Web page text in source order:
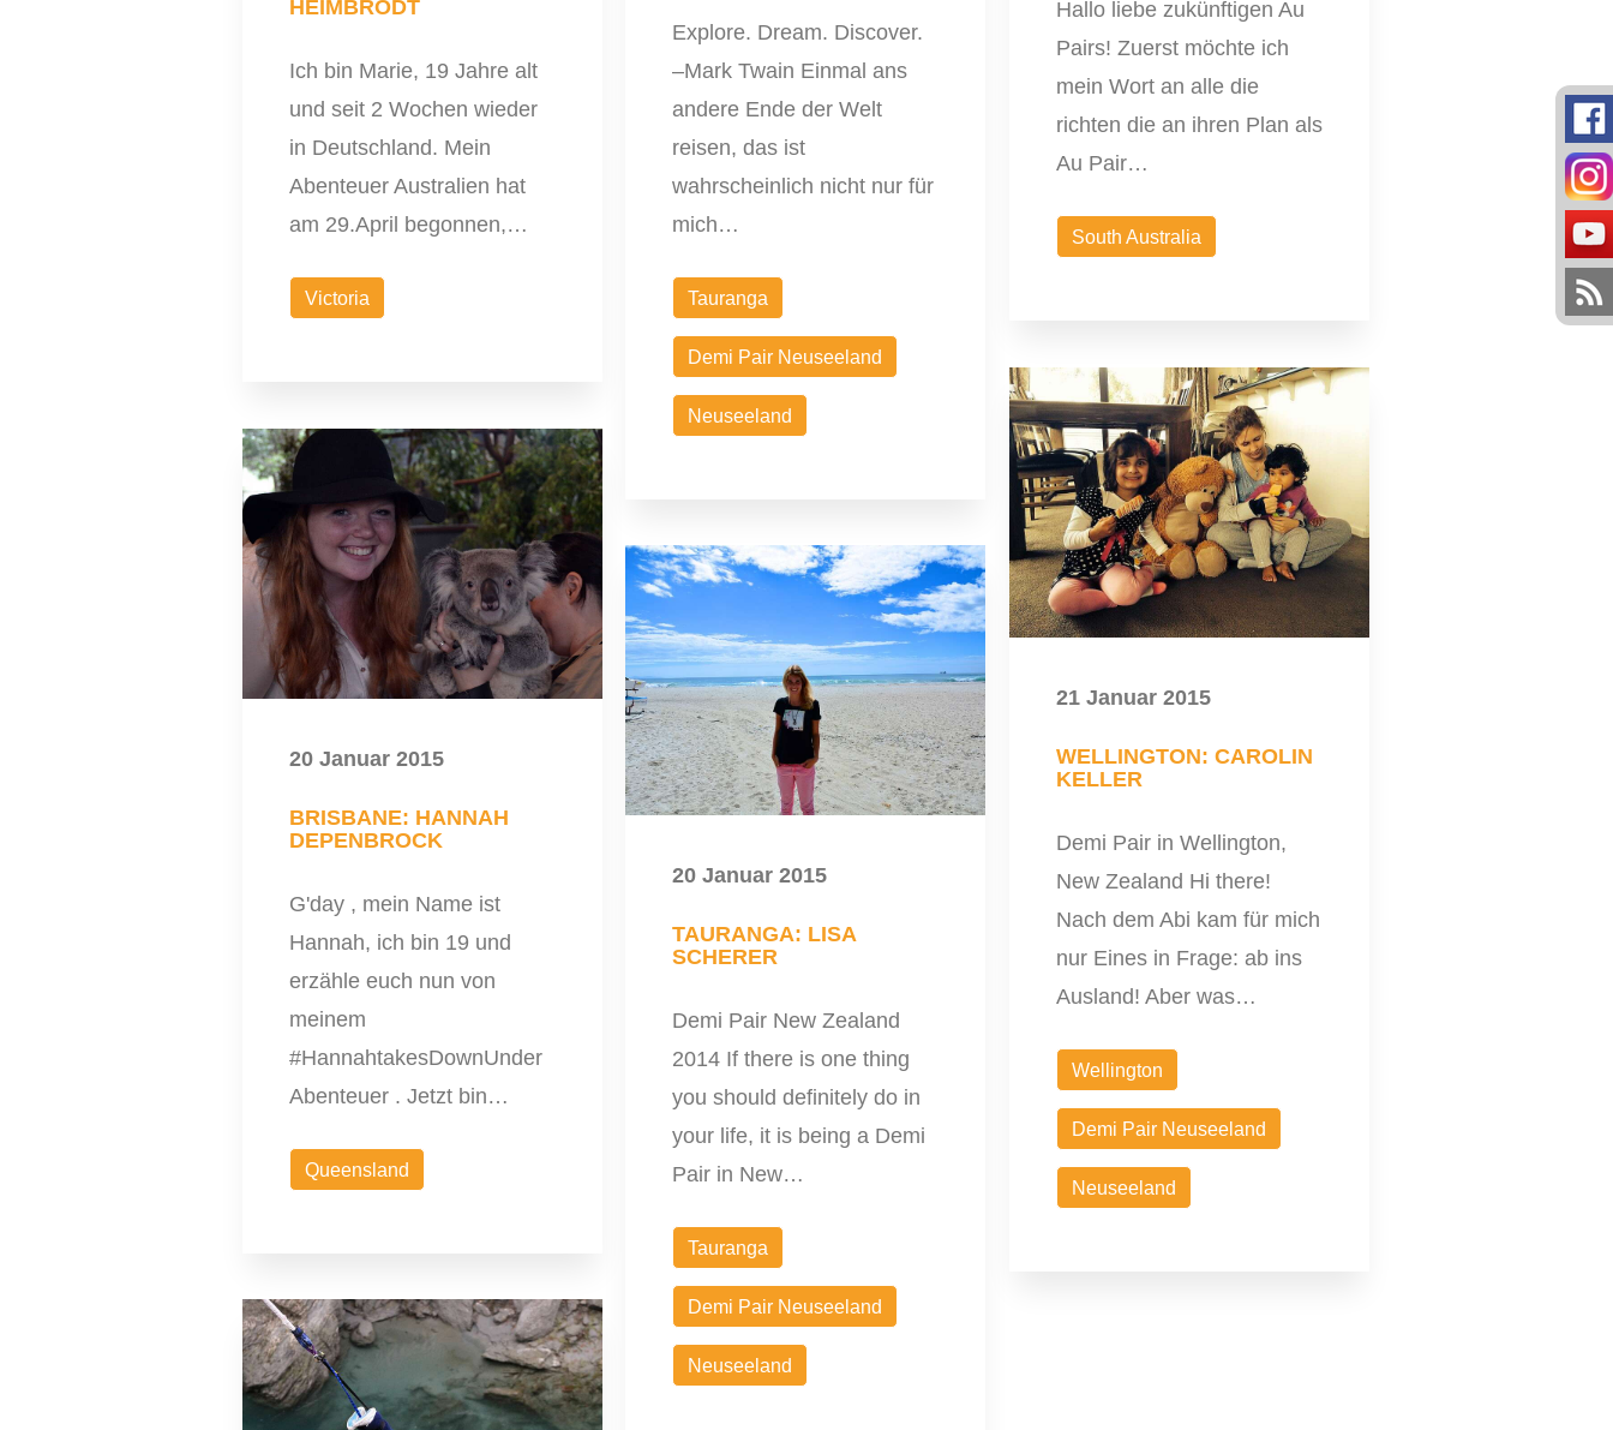
Explore. Dream. Discover.
–Mark Twain Einmal ans
andere Ende der Welt
reisen, das ist
wahrscheinlich nicht nur für
mich…
Tauranga
Demi Pair Neuseeland
Neuseeland
Hallo liebe zukünftigen Au
Pairs! Zuerst möchte ich
mein Wort an alle die
richten die an ihren Plan als
Au Pair…
South Australia
HEIMBRODT
Ich bin Marie, 19 Jahre alt
und seit 2 Wochen wieder
in Deutschland. Mein
Abenteuer Australien hat
am 29.April begonnen,…
Victoria
21 Januar 2015
WELLINGTON: CAROLIN
KELLER
Demi Pair in Wellington,
New Zealand Hi there!
Nach dem Abi kam für mich
nur Eines in Frage: ab ins
Ausland! Aber was…
Wellington
Demi Pair Neuseeland
Neuseeland
20 Januar 2015
BRISBANE: HANNAH
DEPENBROCK
G'day , mein Name ist
Hannah, ich bin 19 und
erzähle euch nun von
meinem
#HannahtakesDownUnder
Abenteuer . Jetzt bin…
Queensland
20 Januar 2015
TAURANGA: LISA
SCHERER
Demi Pair New Zealand
2014 If there is one thing
you should definitely do in
your life, it is being a Demi
Pair in New…
Tauranga
Demi Pair Neuseeland
Neuseeland